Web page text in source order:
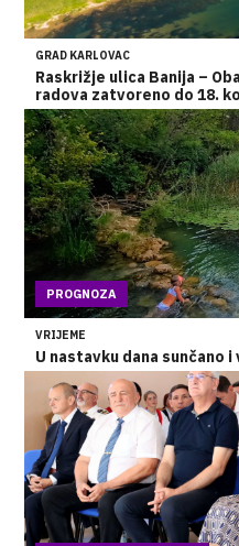
GRAD KARLOVAC
Raskrižje ulica Banija –
radova zatvoreno do 18.
PROGNOZA
VRIJEME
U nastavku dana sunčano